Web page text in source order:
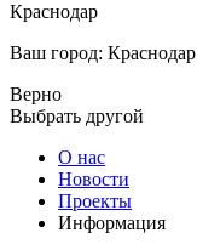
Краснодар
Ваш город: Краснодар
Верно
Выбрать другой
О нас
Новости
Проекты
Информация